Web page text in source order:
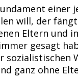
einer
will, der
Eltern und
gesagt
sozialistischen
ganz ohne